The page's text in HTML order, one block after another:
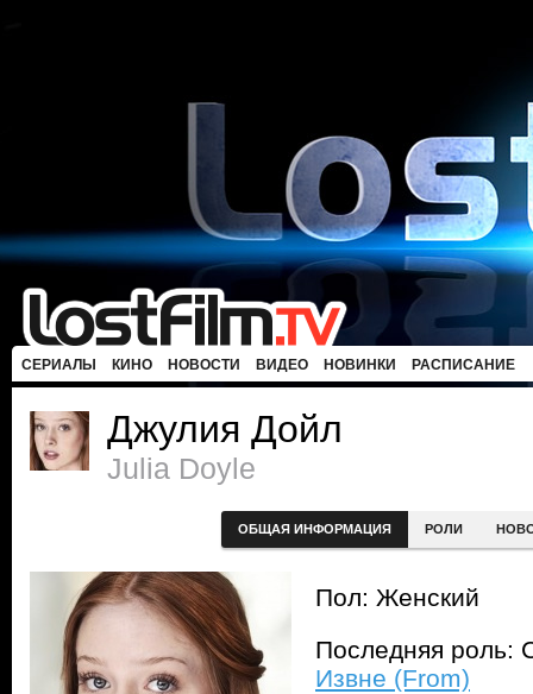
СЕРИАЛЫ КИНО НОВОСТИ ВИДЕО НОВИНКИ РАСПИСАНИЕ
Джулия Дойл
Julia Doyle
ОБЩАЯ ИНФОРМАЦИЯ РОЛИ
Пол: Женский
Последняя роль:
Извне (From)